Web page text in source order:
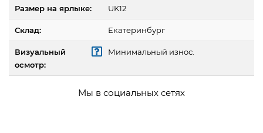
Размер на ярлыке: UK12
Склад: Екатеринбург
Визуальный
осмотр:
Минимальный износ.
Мы в социальных сетях